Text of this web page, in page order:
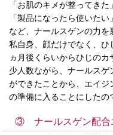
「お肌のキメが整ってきた」
「製品になったら使いたい」
など、ナールスゲンの力を
私自身、顔だけでなく、ひ
ヵ月後くらいからひじのカ
少人数ながら、ナールスゲ
ができたことから、エイジ
の準備に入ることにしたの
③ ナールスゲン配合